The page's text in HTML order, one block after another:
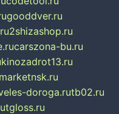
gooddver.ru
2shizashop.ru
carszona-bu.ru
kinozadrot13.ru
doroga.rutb02.ru